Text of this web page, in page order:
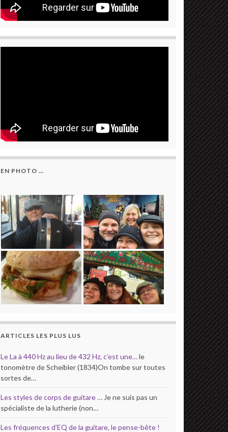
EN PHOTO …
ARTICLES LES PLUS LUS
Le La à 440 Hz au lieu de 432 Hz, c’est une…le
tonomètre de Scheibler (1834)On tombe sur toutes
sortes de…
Les styles de corps de guitare … Je ne suis pas un
spécialiste de la lutherie (non…
Les fréquences d’EQ de la guitare, le pense-bête !